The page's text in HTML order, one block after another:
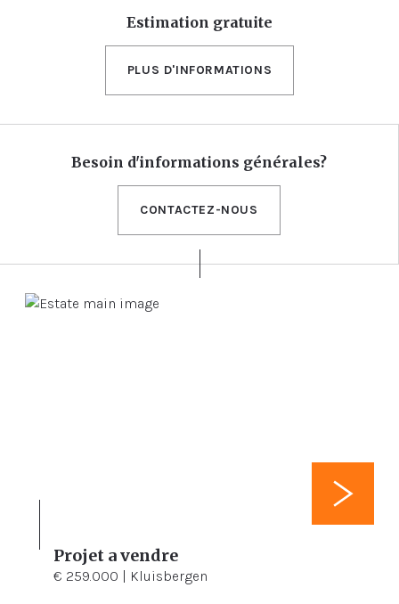
Estimation gratuite
PLUS D'INFORMATIONS
Besoin d'informations générales?
CONTACTEZ-NOUS
Projet a vendre
€ 259.000 | Kluisbergen